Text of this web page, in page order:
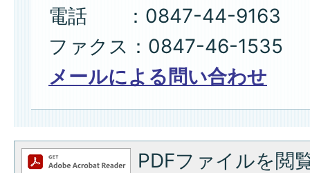
電話 ：0847-44-9163
ファクス：0847-46-1535
メールによる問い合わせ
PDFファイルを閲